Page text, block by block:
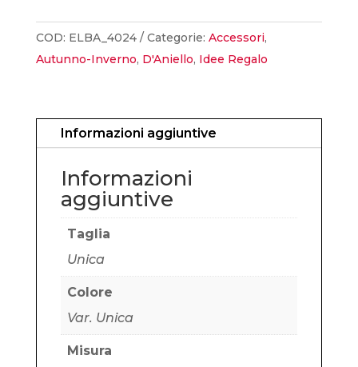
COD: ELBA_4024 Categorie: Accessori,
Autunno-Inverno, D'Aniello, Idee Regalo
Informazioni aggiuntive
Informazioni
aggiuntive
Taglia
Unica
Colore
Var. Unica
Misura